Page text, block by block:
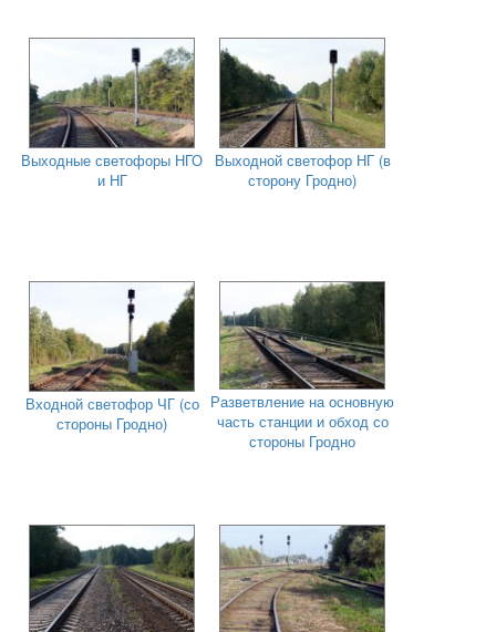
Выходные светофоры НГО
и НГ
Выходной светофор НГ (в
сторону Гродно)
Входной светофор ЧГ (со
стороны Гродно)
Разветвление на основную
часть станции и обход со
стороны Гродно